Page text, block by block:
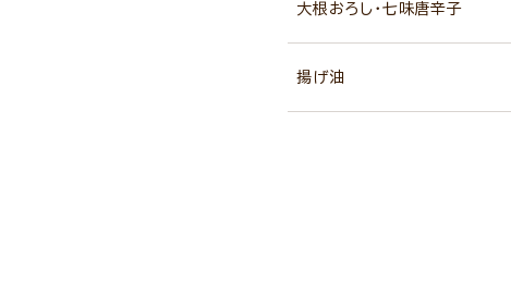
大根おろし・七味唐辛子
揚げ油